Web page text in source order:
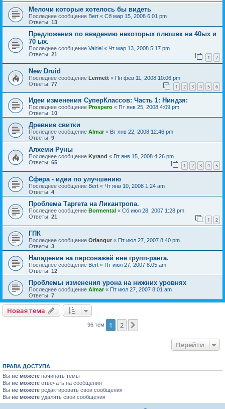
Мелочи которые хотелось бы видеть
Последнее сообщение Bert « Сб мар 15, 2008 6:01 pm
Ответы: 13
Предложения по введению некоторых плюшек на 40ых и
70 ых.
Последнее сообщение Valriel « Чт мар 13, 2008 5:17 pm
Ответы: 21 1 2
New Druid
Последнее сообщение Lermett « Пн фев 11, 2008 10:06 pm
Ответы: 77 1 2 3 4 5 6
Идеи изменения СуперКлассов: Часть 1: Ниндзя:
Последнее сообщение Prospero « Пт янв 25, 2008 4:09 pm
Ответы: 10
Древние свитки
Последнее сообщение Almar« Вт янв 22, 2008 12:46 pm
Ответы: 9
Алхеми Руны
Последнее сообщение Kyrand « Вт янв 15, 2008 4:26 pm
Ответы: 65 1 2 3 4 5
Сфера - идеи по улучшению
Последнее сообщение Bert « Чт янв 10, 2008 1:24 am
Ответы: 4
Проблема Таргета на Ликантропа.
Последнее сообщение Bormental « Сб июл 28, 2007 1:28 pm
Ответы: 21 1 2
ГПК
Последнее сообщение Orlangur « Пт июл 27, 2007 8:40 pm
Ответы: 3
Нападение на персонажей вне групп-ранга.
Последнее сообщение Bert « Пт июл 27, 2007 8:05 am
Ответы: 12
Проблемы изменения урона на нижних уровнях
Последнее сообщение Almar« Пт июл 27, 2007 8:01 am
Ответы: 7
Новая тема
96 тем 1 2
Перейти
ПРАВА ДОСТУПА
Вы не можете начинать темы
Вы не можете отвечать на сообщения
Вы не можете редактировать свои сообщения
Вы не можете удалять свои сообщения